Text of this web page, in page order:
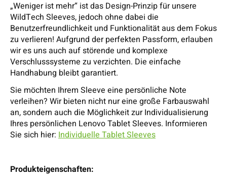
„Weniger ist mehr“ ist das Design-Prinzip für unsere
WildTech Sleeves, jedoch ohne dabei die
Benutzerfreundlichkeit und Funktionalität aus dem Fokus
zu verlieren! Aufgrund der perfekten Passform, erlauben
wir es uns auch auf störende und komplexe
Verschlusssysteme zu verzichten. Die einfache
Handhabung bleibt garantiert.
Sie möchten Ihrem Sleeve eine persönliche Note
verleihen? Wir bieten nicht nur eine große Farbauswahl
an, sondern auch die Möglichkeit zur Individualisierung
Ihres persönlichen Lenovo Tablet Sleeves. Informieren
Sie sich hier: Individuelle Tablet Sleeves
Produkteigenschaften: